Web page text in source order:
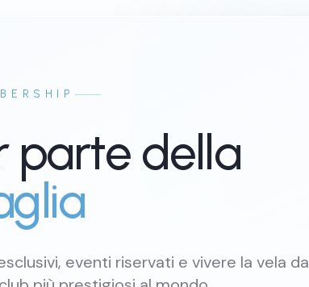
parte della
eventi riservati e vivere la vela da